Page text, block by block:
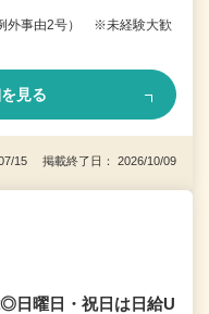
外事由2号） ※未経験大歓
見る
15 掲載終了日： 2026/10/09
日曜日・祝日は日給U